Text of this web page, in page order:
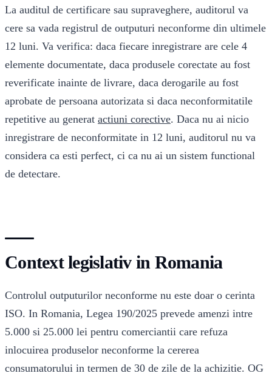
La auditul de certificare sau supraveghere, auditorul va
cere sa vada registrul de outputuri neconforme din ultimele
12 luni. Va verifica: daca fiecare inregistrare are cele 4
elemente documentate, daca produsele corectate au fost
reverificate inainte de livrare, daca derogarile au fost
aprobate de persoana autorizata si daca neconformitatile
repetitive au generat actiuni corective. Daca nu ai nicio
inregistrare de neconformitate in 12 luni, auditorul nu va
considera ca esti perfect, ci ca nu ai un sistem functional
de detectare.
Context legislativ in Romania
Controlul outputurilor neconforme nu este doar o cerinta
ISO. In Romania, Legea 190/2025 prevede amenzi intre
5.000 si 25.000 lei pentru comerciantii care refuza
inlocuirea produselor neconforme la cererea
consumatorului in termen de 30 de zile de la achizitie. OG